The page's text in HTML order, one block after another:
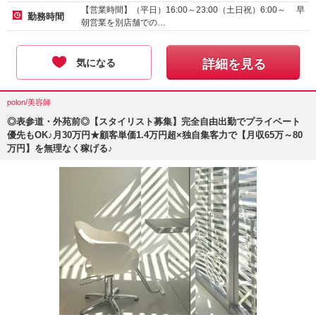
アルバイト・パート-時給 :1226～1300円
勤務時間
【営業時間】（平日）16:00～23:00（土日祝）6:00～ 早
朝営業を別店舗での…
気になる 詳細を見る
polon/美容師
◎表参道・外苑前◎【スタイリスト募集】完全自由出勤でプライベート
優先もOK♪月30万円★顧客単価1.4万円超×独自集客力で【月収65万～80
万円】を無理なく稼げる♪